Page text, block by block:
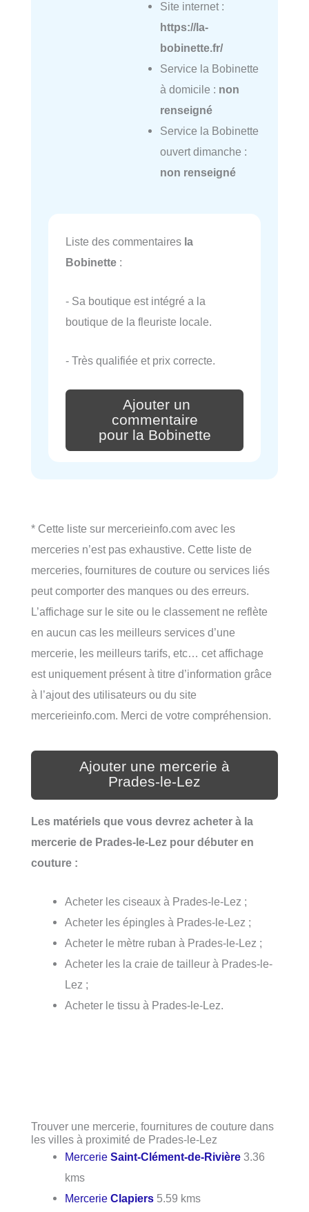
Site internet :
https://la-
bobinette.fr/
Service la Bobinette
à domicile : non
renseigné
Service la Bobinette
ouvert dimanche :
non renseigné
Liste des commentaires la
Bobinette :
- Sa boutique est intégré a la
boutique de la fleuriste locale.
- Très qualifiée et prix correcte.
Ajouter un
commentaire
pour la Bobinette
* Cette liste sur mercerieinfo.com avec les
merceries n’est pas exhaustive. Cette liste de
merceries, fournitures de couture ou services liés
peut comporter des manques ou des erreurs.
L’affichage sur le site ou le classement ne reflète
en aucun cas les meilleurs services d’une
mercerie, les meilleurs tarifs, etc… cet affichage
est uniquement présent à titre d’information grâce
à l’ajout des utilisateurs ou du site
mercerieinfo.com. Merci de votre compréhension.
Ajouter une mercerie à
Prades-le-Lez
Les matériels que vous devrez acheter à la
mercerie de Prades-le-Lez pour débuter en
couture :
Acheter les ciseaux à Prades-le-Lez ;
Acheter les épingles à Prades-le-Lez ;
Acheter le mètre ruban à Prades-le-Lez ;
Acheter les la craie de tailleur à Prades-le-
Lez ;
Acheter le tissu à Prades-le-Lez.
Trouver une mercerie, fournitures de couture dans
les villes à proximité de Prades-le-Lez
MercerieSaint-Clément-de-Rivière 3.36
kms
MercerieClapiers 5.59 kms